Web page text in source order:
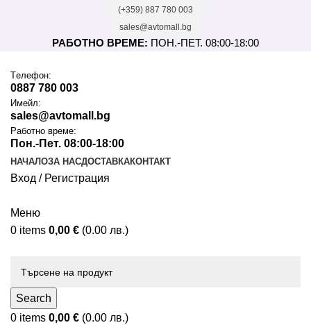
(+359) 887 780 003
sales@avtomall.bg
РАБОТНО ВРЕМЕ: ПОН.-ПЕТ. 08:00-18:00
Tелефон:
0887 780 003
Имейл:
sales@avtomall.bg
Работно време:
Пон.-Пет. 08:00-18:00
НАЧАЛОЗА НАСДОСТАВКАКОНТАКТ
Вход / Регистрация
Меню
0 items 0,00 € (0.00 лв.)
Search
0 items 0,00 € (0.00 лв.)